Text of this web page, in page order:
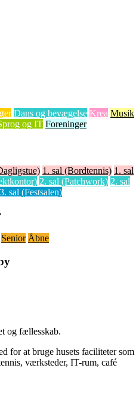
Dans og bevægelse Krea Musik
og IT Foreninger
1. sal (Bordtennis) 1. sal
2. sal (Patchwork) 2. sal
3. sal (Festsalen)
Senior Åbne
og fællesskab.
for at bruge husets faciliteter som
værksteder, IT-rum, café